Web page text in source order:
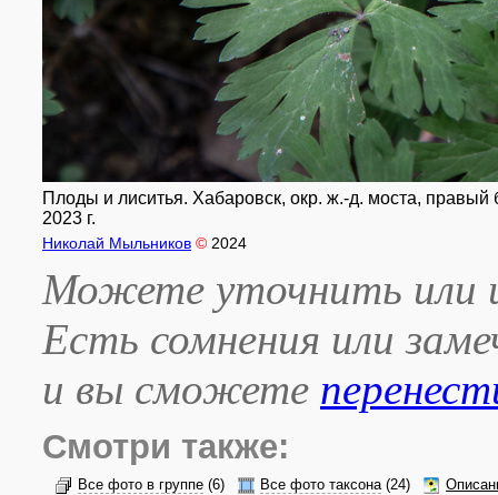
Плоды и лиситья. Хабаровск, окр. ж.-д. моста,
2023 г.
Николай Мыльников © 2024
Можете уточнить или
Есть сомнения или
и вы сможете
Смотри также:
Все фото в группе (6) Все фото таксона(24)